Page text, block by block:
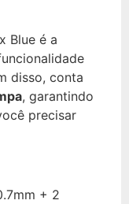
Blue é a
disso, conta
, garantindo
precisar
+ 2